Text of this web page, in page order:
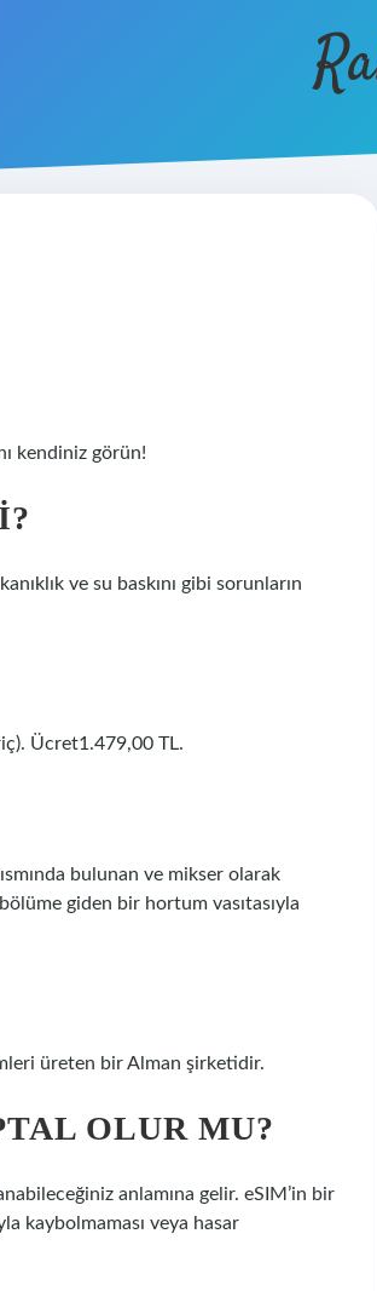
kendiniz görün!
ve su baskını gibi sorunların
Ücret1.479,00 TL.
bulunan ve mikser olarak
giden bir hortum vasıtasıyla
üreten bir Alman şirketidir.
OLUR MU?
anlamına gelir. eSIM’in bir
kaybolmaması veya hasar